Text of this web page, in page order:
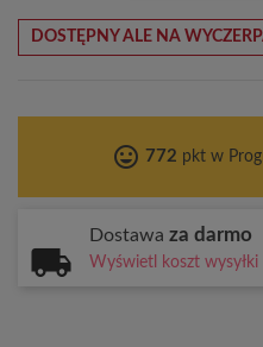
DOSTĘPNY ALE NA
tag_faces 772 pkt w
Dostawa za darmo
Wyświetl koszt wysyłki